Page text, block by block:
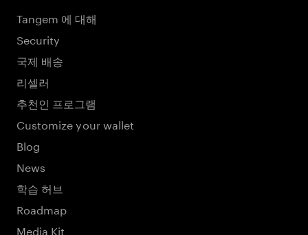
Tangem 에 대해
Security
국제 배송
리셀러
추천인 프로그램
Customize your wallet
Blog
News
학습 허브
Roadmap
Media Kit